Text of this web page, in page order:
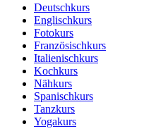
Deutschkurs
Englischkurs
Fotokurs
Französischkurs
Italienischkurs
Kochkurs
Nähkurs
Spanischkurs
Tanzkurs
Yogakurs